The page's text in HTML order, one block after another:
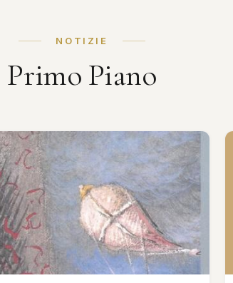
NOTIZIE
Primo Piano